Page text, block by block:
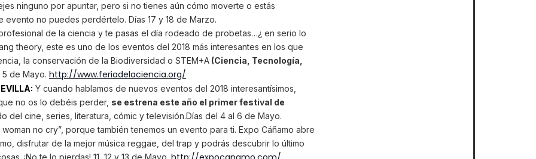
ninguno por apuntar, pero si no tienes aún cómo moverte o estás
no puedes perdértelo. Días 17 y 18 de Marzo.
de la ciencia y te pasas el día rodeado de probetas…¿ en serio lo
theory, este es uno de los eventos del 2018 más interesantes en los que
la conservación de la Biodiversidad o STEM+A (Ciencia, Tecnología,
de Mayo. http://www.feriadelaciencia.org/
Y cuando hablamos de nuevos eventos del 2018 interesantísimos,
no os lo debéis perder, se estrena este año el primer festival de
del cine, series, literatura, cómic y televisión.Días del 4 al 6 de Mayo.
no cry”, porque también tenemos un evento para ti. Expo Cáñamo abre
disfrutar de la mejor música reggae, del trap y podrás descubrir lo último